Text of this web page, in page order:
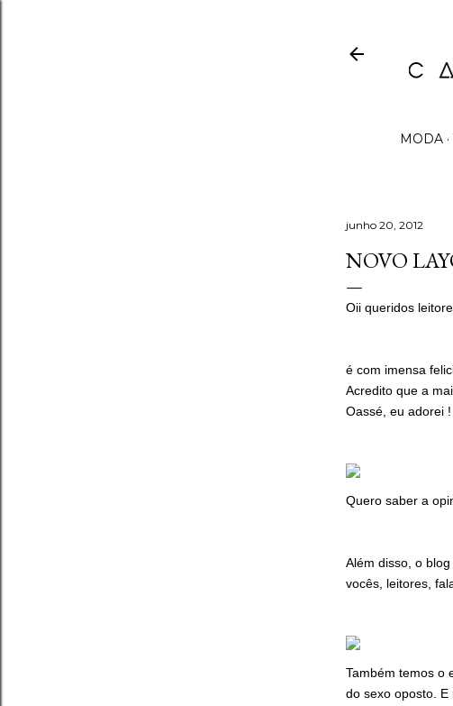
MODA
junho 20, 2012
NOVO
Oii queridos
é com imensa
Acredito que a
Oassé, eu adorei !
Quero saber a
Além disso, o
vocês, leitores,
Também temos o
do sexo oposto.